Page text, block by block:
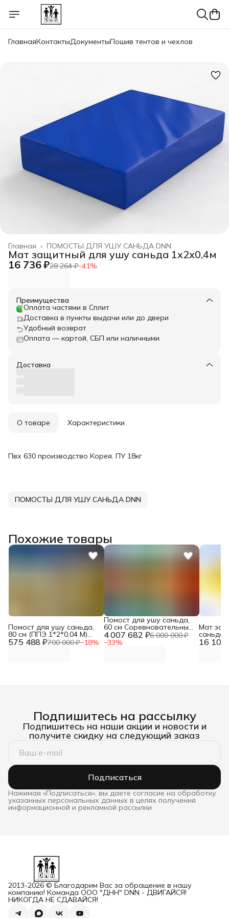
ГлавнаяКонтактыДокументыПошив тентов и чехлов
ПОМОСТЫ ДЛЯ УШУ САНЬДА DNN
Главная ›
Мат защитный для ушу саньда 1х2х0,4м
16 736 ₽28 264 ₽−41%
Преимущества
Оплата частями в Сплит
Доставка в пункты выдачи или до двери
Удобный возврат
Оплата — картой, СБП или наличными
Доставка
О товаре Характеристики
Пвх 630 производство Корея. ПУ 18кг
ПОМОСТЫ ДЛЯ УШУ САНЬДА DNN
Похожие товары
575 488 ₽700 000 ₽−18%
Помост для ушу саньда,
80 см (ППЭ 1*2*0,04 М)
DNN
4 007 682 ₽6 000 000 ₽
−33%
Помост для ушу саньда,
60 см Соревновательный
DNN
16 107
Мат
саньда
Подпишитесь на рассылку
Подпишитесь на наши акции и новости и
получите скидку на следующий заказ
Подписаться
Нажимая «Подписаться», вы даете согласие на обработку
указанных персональных данных в целях получения
информационной и рекламной рассылки
2013-2026 © Благодарим Вас за обращение в нашу
компанию! Команда ООО "ДНН" DNN - ДВИГАЙСЯ!
НИКОГДА НЕ СДАВАЙСЯ!